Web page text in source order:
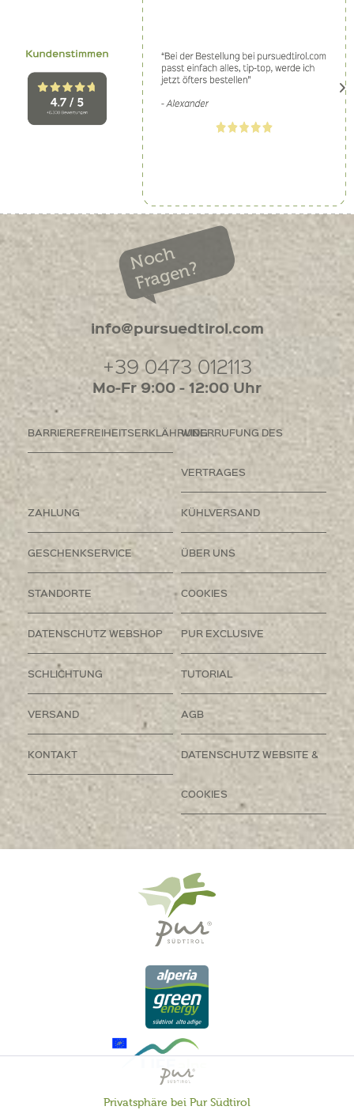
Noch
Fragen?
info@pursuedtirol.com
+39 0473 012113
Mo-Fr 9:00 - 12:00 Uhr
BARRIEREFREIHEITSERKLÄHRUNGWIDERRUFUNG DES
VERTRAGES
ZAHLUNG KÜHLVERSAND
GESCHENKSERVICE ÜBER UNS
STANDORTE COOKIES
DATENSCHUTZ WEBSHOP PUR EXCLUSIVE
SCHLICHTUNG TUTORIAL
VERSAND AGB
KONTAKT DATENSCHUTZ WEBSITE &
COOKIES
Privatsphäre bei Pur Südtirol